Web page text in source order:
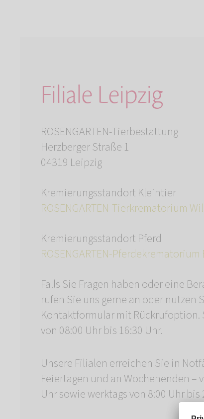
Filiale Leipzig
ROSENGARTEN-Tierbestattung
Herzberger Straße 1
04319 Leipzig
Kremierungsstandort Kleintier
ROSENGARTEN-Tierkrematorium
Kremierungsstandort Pferd
ROSENGARTEN-
Falls Sie Fragen haben oder eine
rufen Sie uns gerne an oder nutzen
Kontaktformular mit Rückrufoption.
von 08:00 Uhr bis 16:30 Uhr.
Unsere Filialen erreichen Sie in
Feiertagen und an Wochenenden –
Uhr sowie werktags von 8:00 Uhr bis